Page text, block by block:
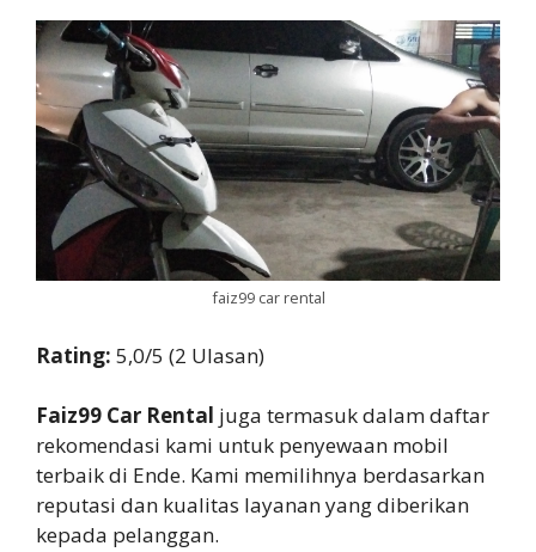
faiz99 car rental
Rating: 5,0/5 (2 Ulasan)
Faiz99 Car Rental juga termasuk dalam daftar
rekomendasi kami untuk penyewaan mobil
terbaik di Ende. Kami memilihnya berdasarkan
reputasi dan kualitas layanan yang diberikan
kepada pelanggan.